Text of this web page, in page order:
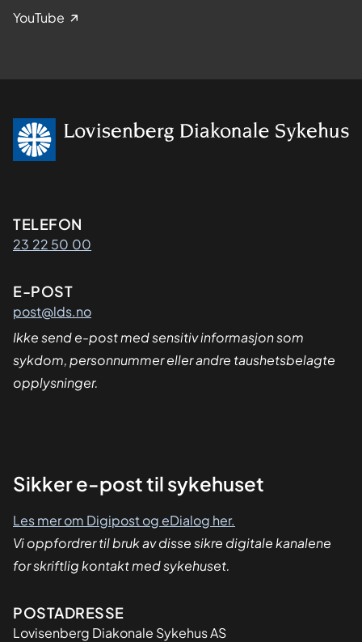
YouTube
Kontaktinformasjon
TELEFON
23 22 50 00
E-POST
post@lds.no
Ikke send e-post med sensitiv informasjon som
sykdom, personnummer eller andre taushetsbelagte
opplysninger.
Sikker
Sikker e-post til sykehuset
Les mer om Digipost og eDialog her.
Vi oppfordrer til bruk av disse sikre digitale kanalene
for skriftlig kontakt med sykehuset.
Adresse
POSTADRESSE
Lovisenberg Diakonale Sykehus AS